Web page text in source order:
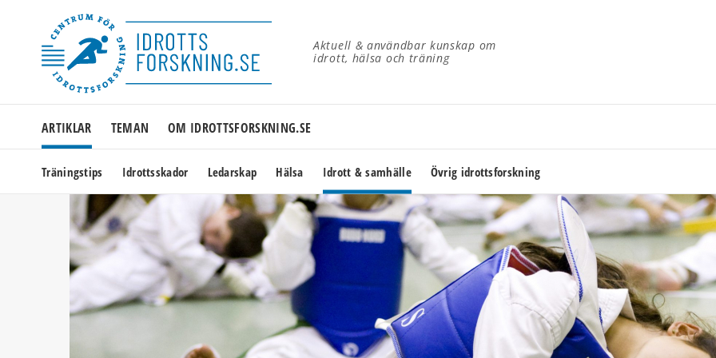
Aktuell & användbar kunskap om
idrott, hälsa och träning
ARTIKLAR TEMAN OM IDROTTSFORSKNING.SE
Träningstips Idrottsskador Ledarskap Hälsa Idrott & samhälle Övrig idrottsforskning